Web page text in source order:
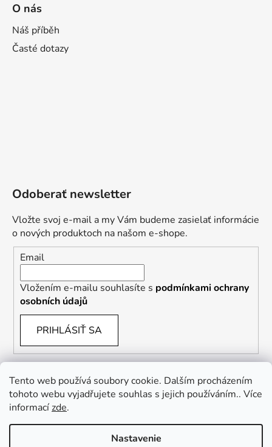
Tento web používá soubory cookie. Dalším procházením
tohoto webu vyjadřujete souhlas s jejich používáním.. Více
informacízde.
Nastavenie
O nás
Náš příběh
Časté dotazy
Odoberať newsletter
Vložte svoj e-mail a my Vám budeme zasielať informácie
o nových produktoch na našom e-shope.
Email
Vložením e-mailu souhlasíte s podmínkami ochrany
osobních údajů
PRIHLÁSIŤ SA
Vrácení zboží a reklamace Kontaktní formulář